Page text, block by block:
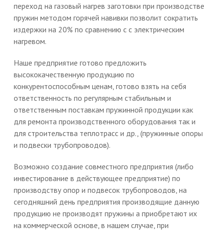
переход на газовый нагрев заготовки при производстве
пружин методом горячей навивки позволит сократить
издержки на 20% по сравнению с с электрическим
нагревом.
Наше предприятие готово предложить
высококачественную продукцию по
конкурентоспособным ценам, готово взять на себя
ответственность по регулярным стабильным и
ответственным поставкам пружинной продукции как
для ремонта производственного оборудования так и
для строительства теплотрасс и др., (пружинные опоры
и подвески трубопроводов).
Возможно создание совместного предприятия (либо
инвестирование в действующее предприятие) по
производству опор и подвесок трубопроводов, на
сегодняшний день предприятия производящие данную
продукцию не производят пружины а приобретают их
на коммерческой основе, в нашем случае, при